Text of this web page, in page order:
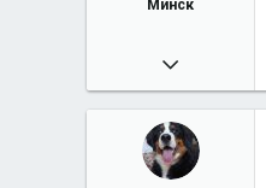
Минск
14.01.2010
894